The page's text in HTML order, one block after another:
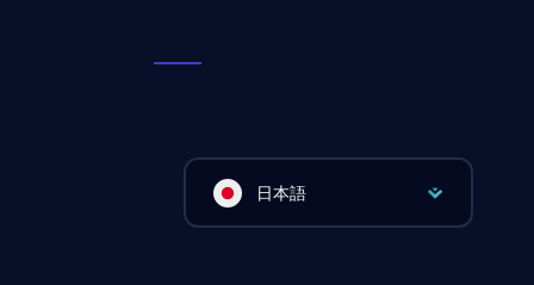
日本語